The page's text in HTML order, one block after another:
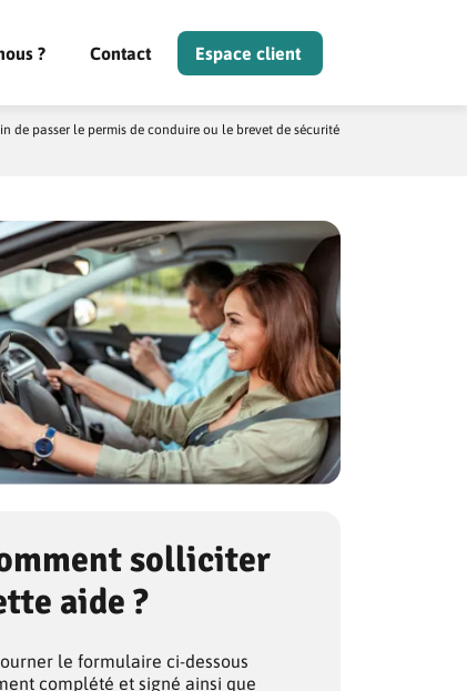
? Contact Espace client
de passer le permis de conduire ou le brevet de sécurité
solliciter
aide ?
le formulaire ci-dessous
complété et signé ainsi que